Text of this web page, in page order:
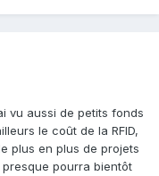
vu aussi de petits fonds
le coût de la RFID,
plus en plus de projets
pourra bientôt